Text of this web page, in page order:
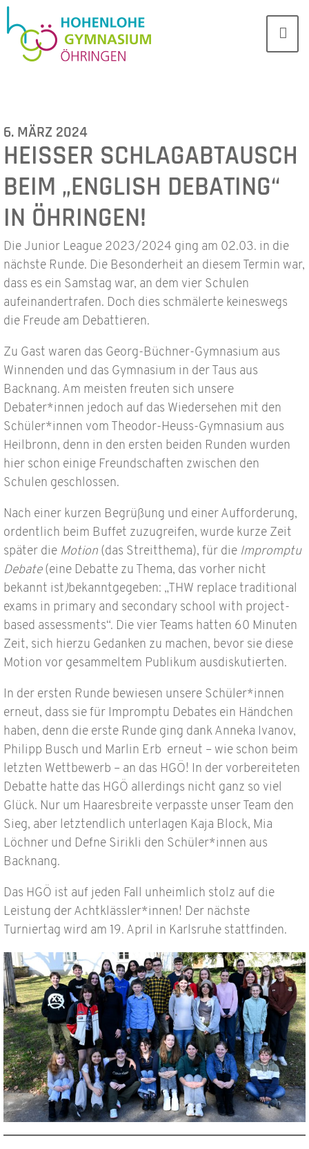
6. MÄRZ 2024
HEISSER SCHLAGABTAUSCH B
EIM „ENGLISH DEBATING“ I
N ÖHRINGEN!
Die Junior League 2023/2024 ging am 02.03. in die
nächste Runde. Die Besonderheit an diesem Termin war,
dass es ein Samstag war, an dem vier Schulen
aufeinandertrafen. Doch dies schmälerte keineswegs
die Freude am Debattieren.
Zu Gast waren das Georg-Büchner-Gymnasium aus
Winnenden und das Gymnasium in der Taus aus
Backnang. Am meisten freuten sich unsere
Debater*innen jedoch auf das Wiedersehen mit den
Schüler*innen vom Theodor-Heuss-Gymnasium aus
Heilbronn, denn in den ersten beiden Runden wurden
hier schon einige Freundschaften zwischen den
Schulen geschlossen.
Nach einer kurzen Begrüßung und einer Aufforderung,
ordentlich beim Buffet zuzugreifen, wurde kurze Zeit
später die Motion (das Streitthema), für die Impromptu
Debate(eine Debatte zu Thema, das vorher nicht
bekannt ist)bekanntgegeben: „THW replace traditional
exams in primary and secondary school with project-
based assessments“. Die vier Teams hatten 60 Minuten
Zeit, sich hierzu Gedanken zu machen, bevor sie diese
Motion vor gesammeltem Publikum ausdiskutierten.
In der ersten Runde bewiesen unsere Schüler*innen
erneut, dass sie für Impromptu Debates ein Händchen
haben, denn die erste Runde ging dank Anneka Ivanov,
Philipp Busch und Marlin Erb erneut – wie schon beim
letzten Wettbewerb – an das HGÖ! In der vorbereiteten
Debatte hatte das HGÖ allerdings nicht ganz so viel
Glück. Nur um Haaresbreite verpasste unser Team den
Sieg, aber letztendlich unterlagen Kaja Block, Mia
Löchner und Defne Sirikli den Schüler*innen aus
Backnang.
Das HGÖ ist auf jeden Fall unheimlich stolz auf die
Leistung der Achtklässler*innen! Der nächste
Turniertag wird am 19. April in Karlsruhe stattfinden.